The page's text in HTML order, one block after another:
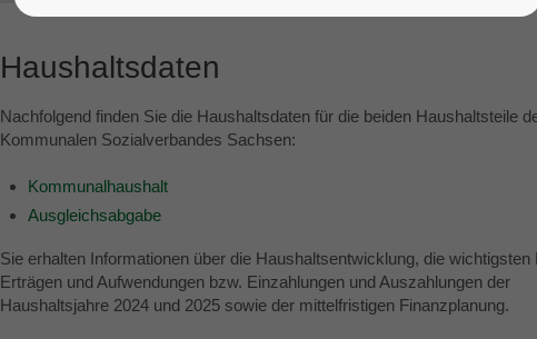
Haushaltsdaten
Nachfolgend finden Sie die Haushaltsdaten für die beiden Haushaltsteile
Kommunalen Sozialverbandes Sachsen:
Kommunalhaushalt
Ausgleichsabgabe
Sie erhalten Informationen über die Haushaltsentwicklung, die wichtigsten
Erträgen und Aufwendungen bzw. Einzahlungen und Auszahlungen der
Haushaltsjahre 2024 und 2025 sowie der mittelfristigen Finanzplanung.